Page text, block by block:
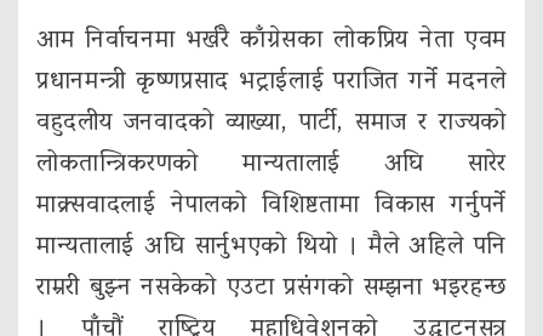
आम निर्वाचनमा भर्खरै काँग्रेसका लोकप्रिय नेता एवम
प्रधानमन्त्री कृष्णप्रसाद भट्राईलाई पराजित गर्ने मदनले
वहुदलीय जनवादको व्याख्या, पार्टी, समाज र राज्यको
लोकतान्त्रिकरणको मान्यतालाई अघि सारेर
माक्र्सवादलाई नेपालको विशिष्टतामा विकास गर्नुपर्ने
मान्यतालाई अघि सार्नुभएको थियो । मैले अहिले पनि
राम्ररी बुझ्न नसकेको एउटा प्रसंगको सम्झना भइरहन्छ